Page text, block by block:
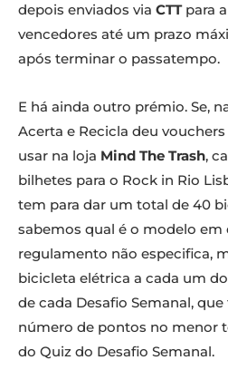
depois enviados via CTTpara
vencedores até um prazo
após terminar o passatempo.
E há ainda outro prémio. Se,
Acerta e Recicla deu
usar na loja Mind The Trash,
bilhetes para o Rock in Rio
tem para dar um total de 40
sabemos qual é o modelo em
regulamento não especifica,
bicicleta elétrica a cada um
de cada Desafio Semanal,
número de pontos no menor
do Quiz do Desafio Semanal.